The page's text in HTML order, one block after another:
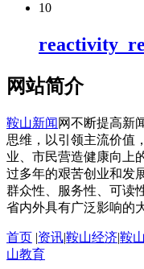
10
网站简介
鞍山新闻 网不断提高新
思维，以引领主流价值
业、市民营造健康向上
过多年的艰苦创业和发
群众性、服务性、可读
省内外具有广泛影响的
首页 |资讯|鞍山经济|鞍
山教育